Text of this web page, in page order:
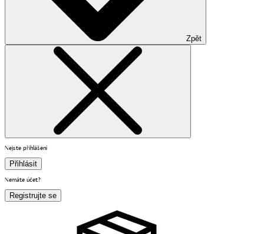
Zpět
Nejste přihlášení
Přihlásit
Nemáte účet?
Registrujte se